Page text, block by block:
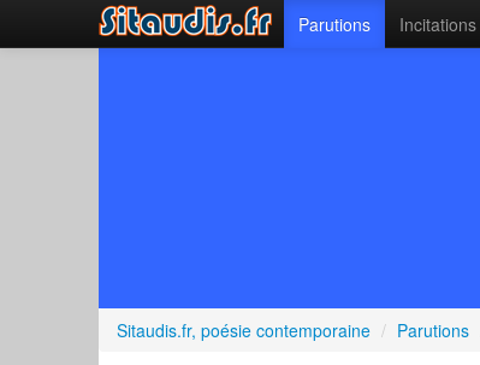
Parutions Incitations
Sitaudis.fr, poésie contemporaine / Parutions